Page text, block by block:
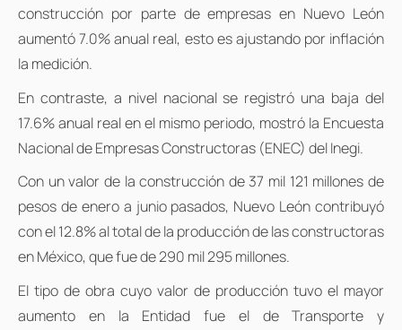
construcción por parte de empresas en Nuevo León
aumentó 7.0% anual real, esto es ajustando por inflación
la medición.
En contraste, a nivel nacional se registró una baja del
17.6% anual real en el mismo periodo, mostró la Encuesta
Nacional de Empresas Constructoras (ENEC) del Inegi.
Con un valor de la construcción de 37 mil 121 millones de
pesos de enero a junio pasados, Nuevo León contribuyó
con el 12.8% al total de la producción de las constructoras
en México, que fue de 290 mil 295 millones.
El tipo de obra cuyo valor de producción tuvo el mayor
aumento en la Entidad fue el de Transporte y